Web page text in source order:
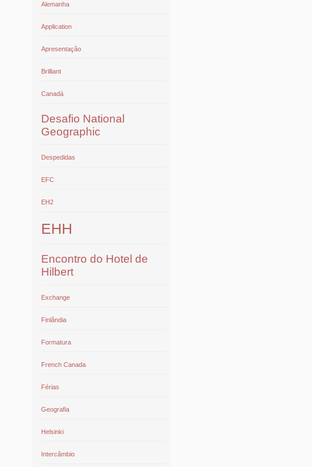
Alemanha
Application
Apresentação
Brilliant
Canadá
Desafio National
Geographic
Despedidas
EFC
EH2
EHH
Encontro do Hotel de
Hilbert
Exchange
Finlândia
Formatura
French Canada
Férias
Geografia
Helsinki
Intercâmbio